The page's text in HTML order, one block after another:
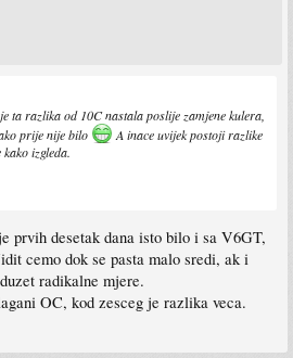
ta razlika od 10C nastala poslije zamjene kulera,
prije nije bilo
A inace uvijek postoji razlike
izgleda.
prvih desetak dana isto bilo i sa V6GT,
cemo dok se pasta malo sredi, ak i
radikalne mjere.
OC, kod zesceg je razlika veca.